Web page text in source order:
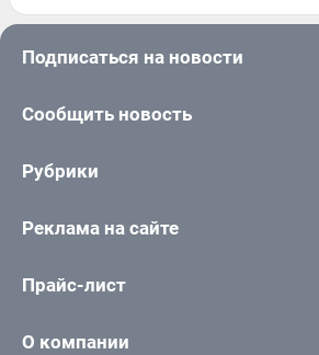
Подписаться на новости
Сообщить новость
Рубрики
Реклама на сайте
Прайс-лист
О компании